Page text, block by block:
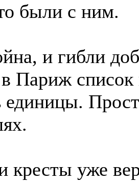
были с ним.
и гибли
Париж
единицы.
кресты уже